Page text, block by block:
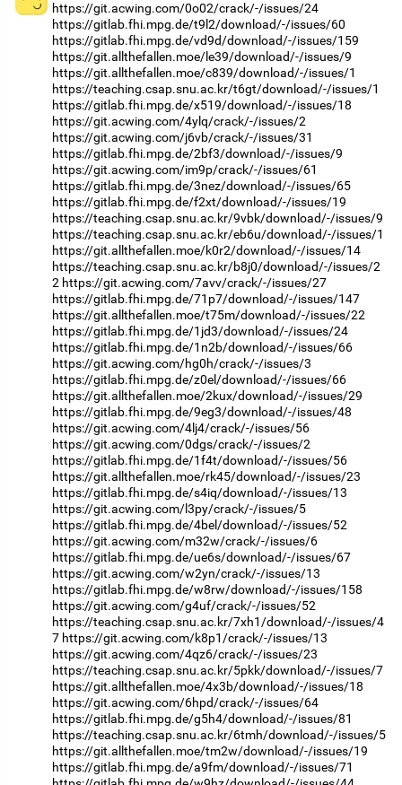
https://git.acwing.com/0o02/crack/-/issues/24
https://gitlab.fhi.mpg.de/t9l2/download/-/issues/60
https://gitlab.fhi.mpg.de/vd9d/download/-/issues/159
https://git.allthefallen.moe/le39/download/-/issues/9
https://git.allthefallen.moe/c839/download/-/issues/1
https://teaching.csap.snu.ac.kr/t6gt/download/-/issues/1
https://gitlab.fhi.mpg.de/x519/download/-/issues/18
https://git.acwing.com/4ylq/crack/-/issues/2
https://git.acwing.com/j6vb/crack/-/issues/31
https://gitlab.fhi.mpg.de/2bf3/download/-/issues/9
https://git.acwing.com/im9p/crack/-/issues/61
https://gitlab.fhi.mpg.de/3nez/download/-/issues/65
https://gitlab.fhi.mpg.de/f2xt/download/-/issues/19
https://teaching.csap.snu.ac.kr/9vbk/download/-/issues/9
https://teaching.csap.snu.ac.kr/eb6u/download/-/issues/1
https://git.allthefallen.moe/k0r2/download/-/issues/14
https://teaching.csap.snu.ac.kr/b8j0/download/-/issues/2
2 https://git.acwing.com/7avv/crack/-/issues/27
https://gitlab.fhi.mpg.de/71p7/download/-/issues/147
https://git.allthefallen.moe/t75m/download/-/issues/22
https://gitlab.fhi.mpg.de/1jd3/download/-/issues/24
https://gitlab.fhi.mpg.de/1n2b/download/-/issues/66
https://git.acwing.com/hg0h/crack/-/issues/3
https://gitlab.fhi.mpg.de/z0el/download/-/issues/66
https://git.allthefallen.moe/2kux/download/-/issues/29
https://gitlab.fhi.mpg.de/9eg3/download/-/issues/48
https://git.acwing.com/4lj4/crack/-/issues/56
https://git.acwing.com/0dgs/crack/-/issues/2
https://gitlab.fhi.mpg.de/1f4t/download/-/issues/56
https://git.allthefallen.moe/rk45/download/-/issues/23
https://gitlab.fhi.mpg.de/s4iq/download/-/issues/13
https://git.acwing.com/l3py/crack/-/issues/5
https://gitlab.fhi.mpg.de/4bel/download/-/issues/52
https://git.acwing.com/m32w/crack/-/issues/6
https://gitlab.fhi.mpg.de/ue6s/download/-/issues/67
https://git.acwing.com/w2yn/crack/-/issues/13
https://gitlab.fhi.mpg.de/w8rw/download/-/issues/158
https://git.acwing.com/g4uf/crack/-/issues/52
https://teaching.csap.snu.ac.kr/7xh1/download/-/issues/4
7 https://git.acwing.com/k8p1/crack/-/issues/13
https://git.acwing.com/4qz6/crack/-/issues/23
https://teaching.csap.snu.ac.kr/5pkk/download/-/issues/7
https://git.allthefallen.moe/4x3b/download/-/issues/18
https://git.acwing.com/6hpd/crack/-/issues/64
https://gitlab.fhi.mpg.de/g5h4/download/-/issues/81
https://teaching.csap.snu.ac.kr/6tmh/download/-/issues/5
https://git.allthefallen.moe/tm2w/download/-/issues/19
https://gitlab.fhi.mpg.de/a9fm/download/-/issues/71